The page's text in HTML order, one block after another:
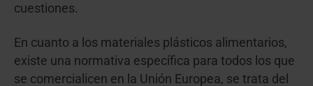
cuestiones.
En cuanto a los materiales plásticos alimentarios,
existe una normativa específica para todos los que
se comercialicen en la Unión Europea, se trata del